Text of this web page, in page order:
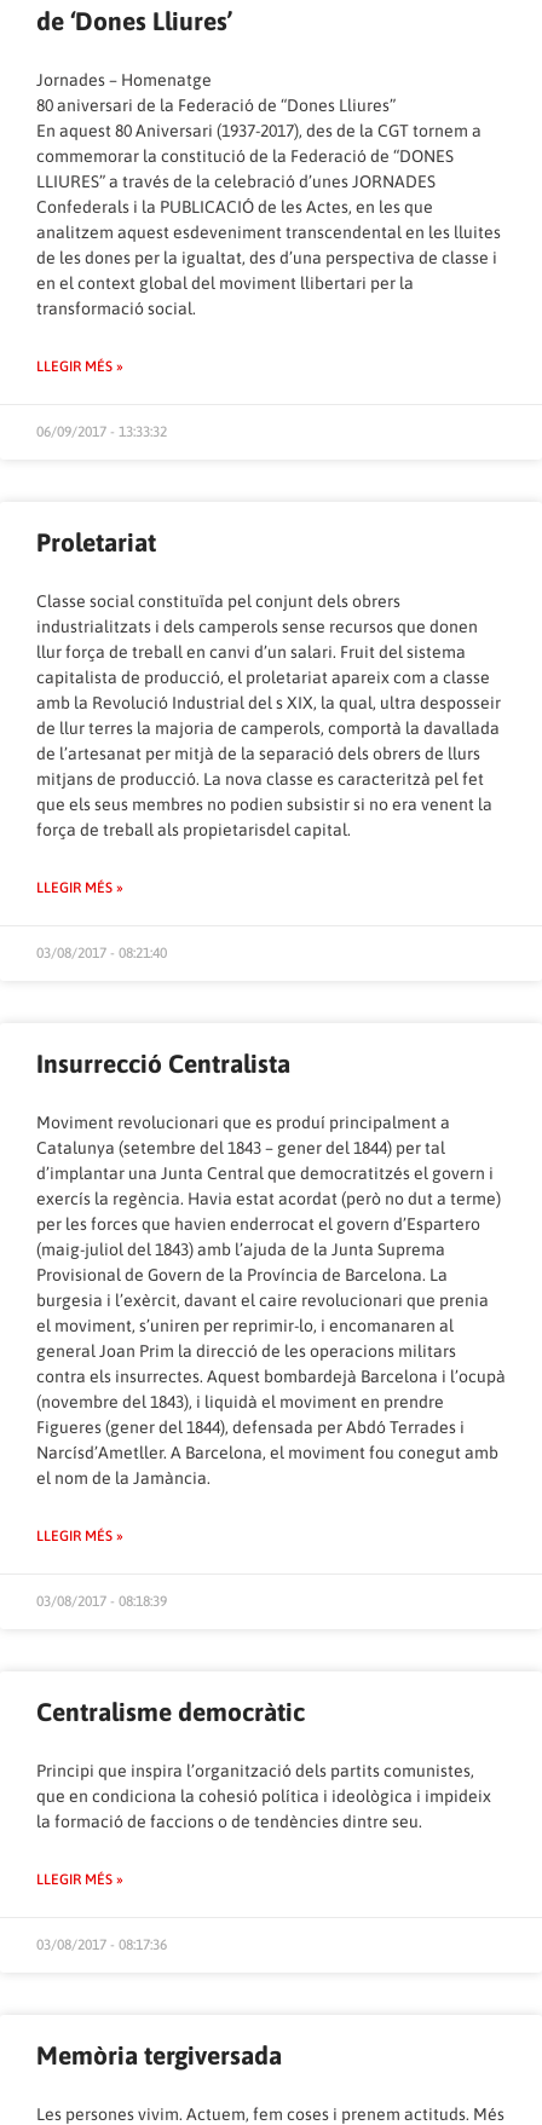
de ‘Dones Lliures’
Jornades – Homenatge
80 aniversari de la Federació de “Dones Lliures”
En aquest 80 Aniversari (1937-2017), des de la CGT tornem a
commemorar la constitució de la Federació de “DONES
LLIURES” a través de la celebració d’unes JORNADES
Confederals i la PUBLICACIÓ de les Actes, en les que
analitzem aquest esdeveniment transcendental en les lluites
de les dones per la igualtat, des d’una perspectiva de classe i
en el context global del moviment llibertari per la
transformació social.
LLEGIR MÉS »
06/09/2017 - 13:33:32
Proletariat
Classe social constituïda pel conjunt dels obrers
industrialitzats i dels camperols sense recursos que donen
llur força de treball en canvi d’un salari. Fruit del sistema
capitalista de producció, el proletariat apareix com a classe
amb la Revolució Industrial del s XIX, la qual, ultra desposseir
de llur terres la majoria de camperols, comportà la davallada
de l’artesanat per mitjà de la separació dels obrers de llurs
mitjans de producció. La nova classe es caracteritzà pel fet
que els seus membres no podien subsistir si no era venent la
força de treball als propietarisdel capital.
LLEGIR MÉS »
03/08/2017 - 08:21:40
Insurrecció Centralista
Moviment revolucionari que es produí principalment a
Catalunya (setembre del 1843 – gener del 1844) per tal
d’implantar una Junta Central que democratitzés el govern i
exercís la regència. Havia estat acordat (però no dut a terme)
per les forces que havien enderrocat el govern d’Espartero
(maig-juliol del 1843) amb l’ajuda de la Junta Suprema
Provisional de Govern de la Província de Barcelona. La
burgesia i l’exèrcit, davant el caire revolucionari que prenia
el moviment, s’uniren per reprimir-lo, i encomanaren al
general Joan Prim la direcció de les operacions militars
contra els insurrectes. Aquest bombardejà Barcelona i l’ocupà
(novembre del 1843), i liquidà el moviment en prendre
Figueres (gener del 1844), defensada per Abdó Terrades i
Narcísd’Ametller. A Barcelona, el moviment fou conegut amb
el nom de la Jamància.
LLEGIR MÉS »
03/08/2017 - 08:18:39
Centralisme democràtic
Principi que inspira l’organització dels partits comunistes,
que en condiciona la cohesió política i ideològica i impideix
la formació de faccions o de tendències dintre seu.
LLEGIR MÉS »
03/08/2017 - 08:17:36
Memòria tergiversada
Les persones vivim. Actuem, fem coses i prenem actituds. Més